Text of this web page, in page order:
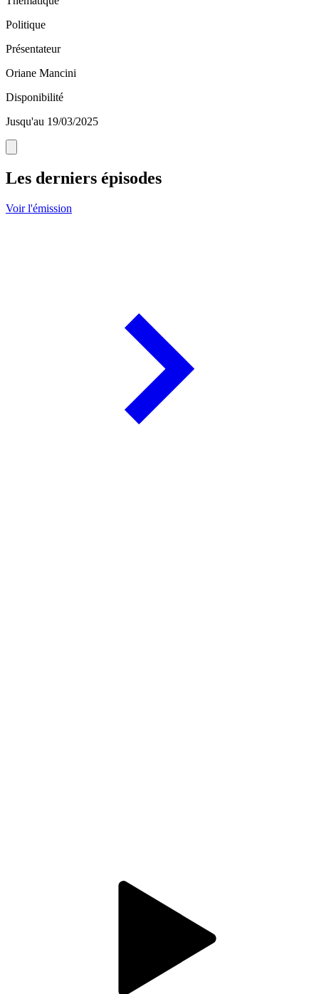
Politique
Présentateur
Oriane Mancini
Disponibilité
Jusqu'au 19/03/2025
Les derniers épisodes
Voir l'émission